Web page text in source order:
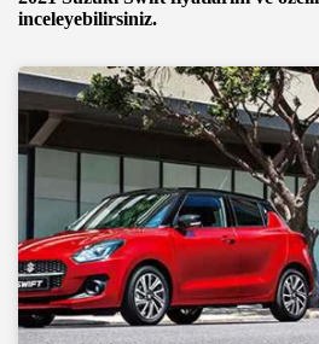
inceleyebilirsiniz.